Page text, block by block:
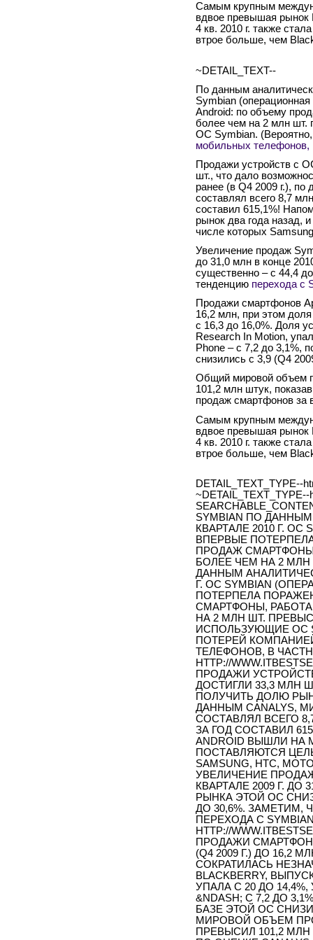
Самым крупным
вдвое превышая
4 кв. 2010 г. также
втрое больше, чем
~DETAIL_TEXT--
По данным
Symbian
Android: по объему
более чем на 2 млн шт.
ОС Symbian.
мобильных телефонов,
Продажи устройств с
шт., что дало
ранее (в Q4 2009 г.),
составлял всего 8,7
составил 615,1%!
рынок два года назад,
числе которых
Увеличение продаж
до 31,0 млн в конце
существенно – с 44,4
тенденцию перехода с
Продажи смартфонов
16,2 млн, при этом
с 16,3 до 16,0%. Доля
Research In Motion,
Phone – с 7,2 до 3,1%,
снизились с 3,9 (Q4
Общий мировой объем
101,2 млн штук,
продаж смартфонов за
Самым крупным
вдвое превышая
4 кв. 2010 г. также
втрое больше, чем
DETAIL_TEXT_TYPE--
~DETAIL_TEXT_TYPE--
SYMBIAN ПО
КВАРТАЛЕ 2010 Г. ОС
ВПЕРВЫЕ
ПРОДАЖ СМАРТФОНЫ,
БОЛЕЕ ЧЕМ НА 2
ДАННЫМ
Г. ОС SYMBIAN
ПОТЕРПЕЛА
СМАРТФОНЫ,
НА 2 МЛН ШТ.
ИСПОЛЬЗУЮЩИЕ ОС
ПОТЕРЕЙ
ТЕЛЕФОНОВ, В
HTTP://
ПРОДАЖИ УСТРОЙСТВ
ДОСТИГЛИ 33,3 МЛН
ПОЛУЧИТЬ ДОЛЮ
ДАННЫМ CANALYS,
СОСТАВЛЯЛ ВСЕГО
ЗА ГОД СОСТАВИЛ
ANDROID ВЫШЛИ
ПОСТАВЛЯЮТСЯ
SAMSUNG, HTC,
УВЕЛИЧЕНИЕ
КВАРТАЛЕ 2009 Г. ДО
РЫНКА ЭТОЙ ОС
ДО 30,6%. ЗАМЕТИМ,
ПЕРЕХОДА С
HTTP://
ПРОДАЖИ
(Q4 2009 Г.) ДО 16,2
СОКРАТИЛАСЬ
BLACKBERRY,
УПАЛА С 20 ДО
&NDASH; С 7,2 ДО
БАЗЕ ЭТОЙ ОС
МИРОВОЙ ОБЪЕМ
ПРЕВЫСИЛ 101,2